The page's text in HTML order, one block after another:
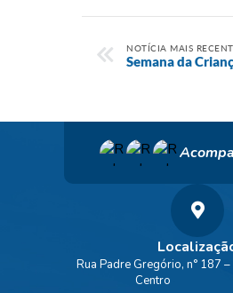
NOTÍCIA MAIS
Semana da
Rua Padre Gregório, n° 187 –
Centro